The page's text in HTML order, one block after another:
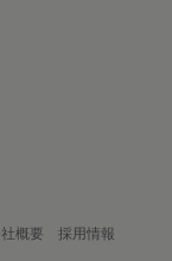
概要
採用情報